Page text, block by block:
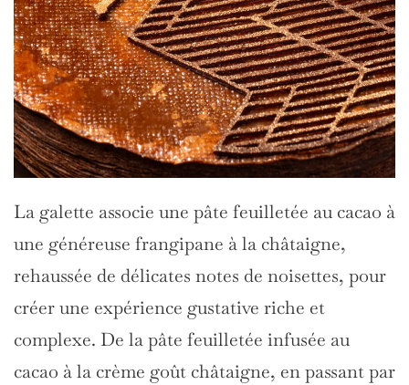
La galette associe une pâte feuilletée au cacao à
une généreuse frangipane à la châtaigne,
rehaussée de délicates notes de noisettes, pour
créer une expérience gustative riche et
complexe. De la pâte feuilletée infusée au
cacao à la crème goût châtaigne, en passant par